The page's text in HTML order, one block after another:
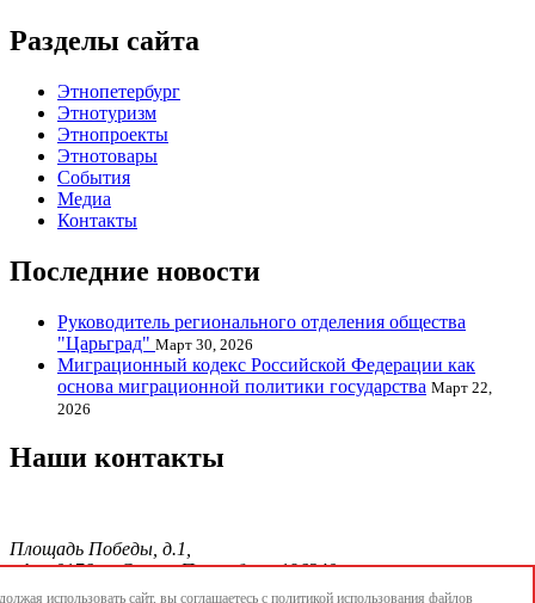
Разделы сайта
Этнопетербург
Этнотуризм
Этнопроекты
Этнотовары
События
Медиа
Контакты
Последние новости
Руководитель регионального отделения общества
"Царьград" Март 30, 2026
Миграционный кодекс Российской Федерации как
основа миграционной политики государства Март 22,
2026
Наши контакты
Площадь Победы, д.1,
офис 0176, г. Санкт-Петербург, 196240
тел./факс.:+7 904 856-09-12;
использовать сайт, вы соглашаетесь с политикой использования файлов